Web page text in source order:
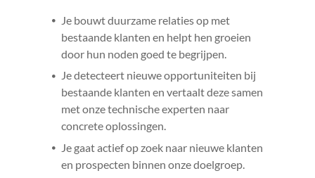
Je bouwt duurzame relaties op met
bestaande klanten en helpt hen groeien
door hun noden goed te begrijpen.
Je detecteert nieuwe opportuniteiten bij
bestaande klanten en vertaalt deze samen
met onze technische experten naar
concrete oplossingen.
Je gaat actief op zoek naar nieuwe klanten
en prospecten binnen onze doelgroep.